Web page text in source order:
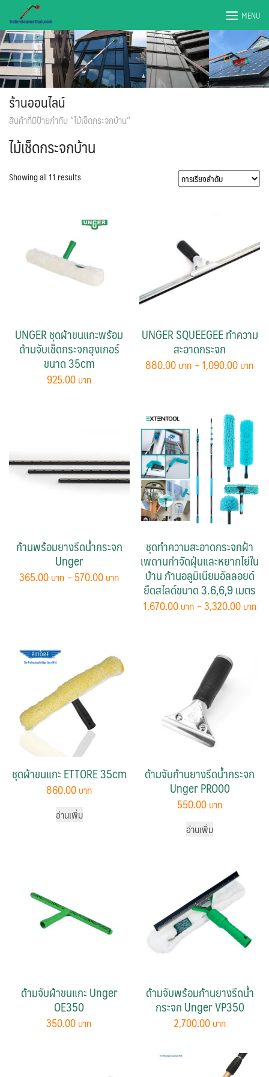
content
MENU
ร้านออนไลน์
สินค้าที่มีป้ายกำกับ “ไม้เช็ดกระจกบ้าน”
ไม้เช็ดกระจกบ้าน
Showing all 11 results
UNGER ชุดผ้าขนแกะพร้อม
ด้ามจับเช็ดกระจกฮุงเกอร์
ขนาด 35cm
925.00
UNGER SQUEEGEE ทำความ
สะอาดกระจก
880.00 –1,090.00
multiple
variants.
The
options
chosen
the
product
page
ก้านพร้อมยางรีดน้ำกระจก
Unger
365.00 –570.00 Price
range:
365.00 ฿
through
The
options
may
be
chosen
on
the
product
page
ชุดทำความสะอาดกระจกฝ้า
เพดานกำจัดฝุ่นและหยากไย่ใน
บ้าน ก้านอลูมิเนียมอัลลอยด์
ยืดสไลด์ขนาด 3.6,6,9 เมตร
1,670.00 –3,320.00
multiple
variants.
The
options
may
be
on
the
product
page
ชุดผ้าขนแกะ ETTORE 35cm
860.00
อ่านเพิ่ม
ด้ามจับก้านยางรีดน้ำกระจก
Unger PRO00
550.00
อ่านเพิ่ม
ด้ามจับผ้าขนแกะ Unger
OE350
350.00
ด้ามจับพร้อมก้านยางรีดน้ำ
กระจก Unger VP350
2,700.00